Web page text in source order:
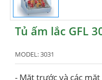
Tủ ấm lắc GFL
MODEL:3031
- Mặt trước và các